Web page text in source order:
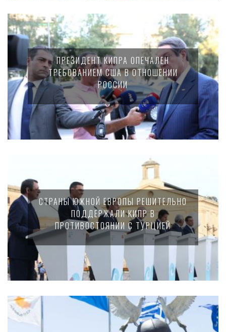
ПРЕЗИДЕНТ КИПРА ОПЕЧАЛЕН
ТРЕБОВАНИЕМ США В ОТНОШЕНИИ
РОССИИ
СТРАНЫ ЮЖНОЙ ЕВРОПЫ РЕШИТЕЛЬНО
ПОДДЕРЖАЛИ КИПР В
ПРОТИВОСТОЯНИИ С ТУРЦИЕЙ